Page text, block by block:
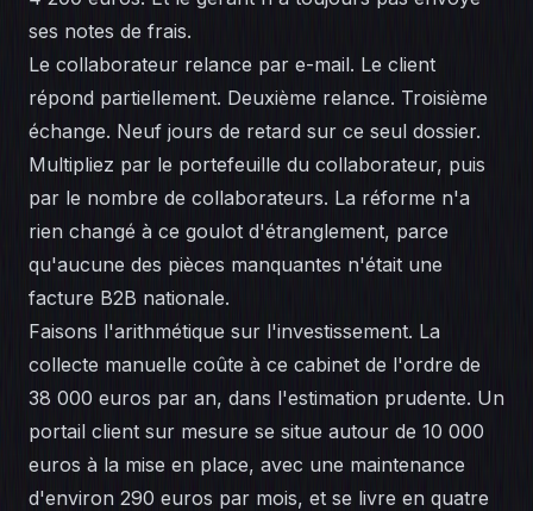
ses notes de frais.
Le collaborateur relance par e-mail. Le client
répond partiellement. Deuxième relance. Troisième
échange. Neuf jours de retard sur ce seul dossier.
Multipliez par le portefeuille du collaborateur, puis
par le nombre de collaborateurs. La réforme n'a
rien changé à ce goulot d'étranglement, parce
qu'aucune des pièces manquantes n'était une
facture B2B nationale.
Faisons l'arithmétique sur l'investissement. La
collecte manuelle coûte à ce cabinet de l'ordre de
38 000 euros par an, dans l'estimation prudente. Un
portail client sur mesure se situe autour de 10 000
euros à la mise en place, avec une maintenance
d'environ 290 euros par mois, et se livre en quatre